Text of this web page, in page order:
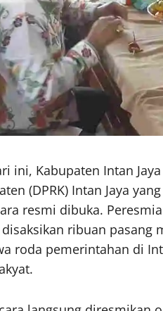
ini, Kabupaten Intan
(DPRK) Intan Jaya
resmi dibuka.
ribuan pasang
roda pemerintahan di